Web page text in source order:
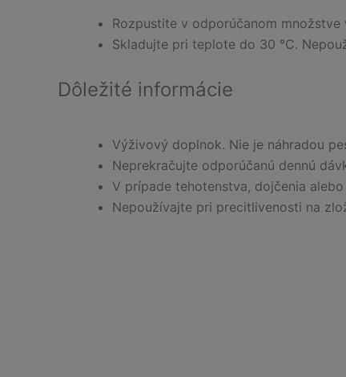
Rozpustite v odporúčanom množstve
Skladujte pri teplote do 30 °C.
Dôležité informácie
Výživový doplnok. Nie je náhradou
Neprekračujte odporúčanú dennú
V prípade tehotenstva, dojčenia
Nepoužívajte pri precitlivenosti na